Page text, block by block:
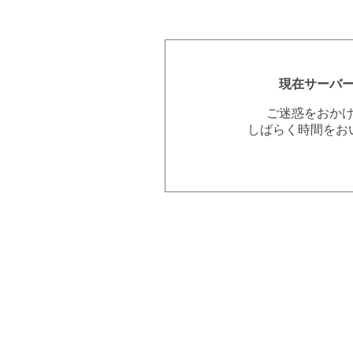
現在サーバ
ご迷惑をおか
しばらく時間を